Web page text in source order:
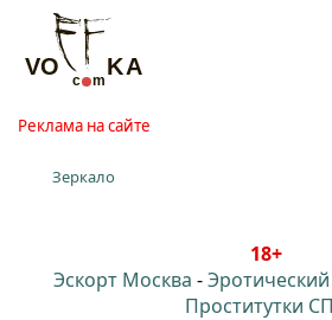
Реклама на сайте
Зеркало
18+
Эскорт Москва -
Проститутки